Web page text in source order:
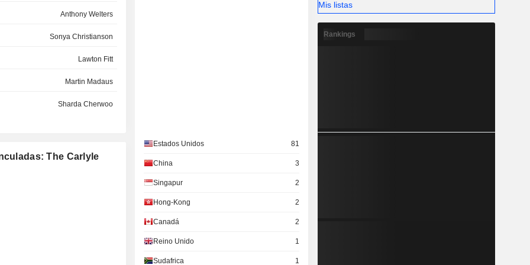
Anthony Welters
Sonya Christianson
Lawton Fitt
Martin Madaus
Sharda Cherwoo
The Carlyle
Estados Unidos 81
China 3
Singapur 2
Hong-Kong 2
Canadá 2
Reino Unido 1
Sudafrica 1
Mis listas
Rankings